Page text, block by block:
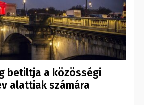
betiltja a közösségi
alattiak számára